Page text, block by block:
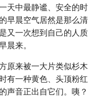
天中最静谧、安全的时
早晨空气居然是那么清
又一次想到自己的人质
晨来。
原来被一大片类似杉木
有一种黄色、头顶粉红
声音正出自它们。咦？